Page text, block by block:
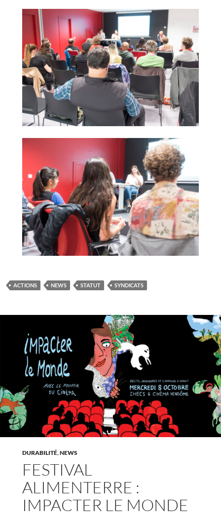
ACTIONS NEWS STATUT SYNDICATS
DURABILITÉ,NEWS
FESTIVAL
ALIMENTERRE :
IMPACTER LE MONDE